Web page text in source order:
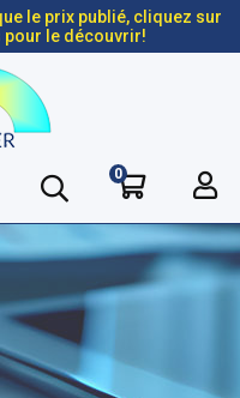
le prix publié, cliquez sur
pour le découvrir!
0